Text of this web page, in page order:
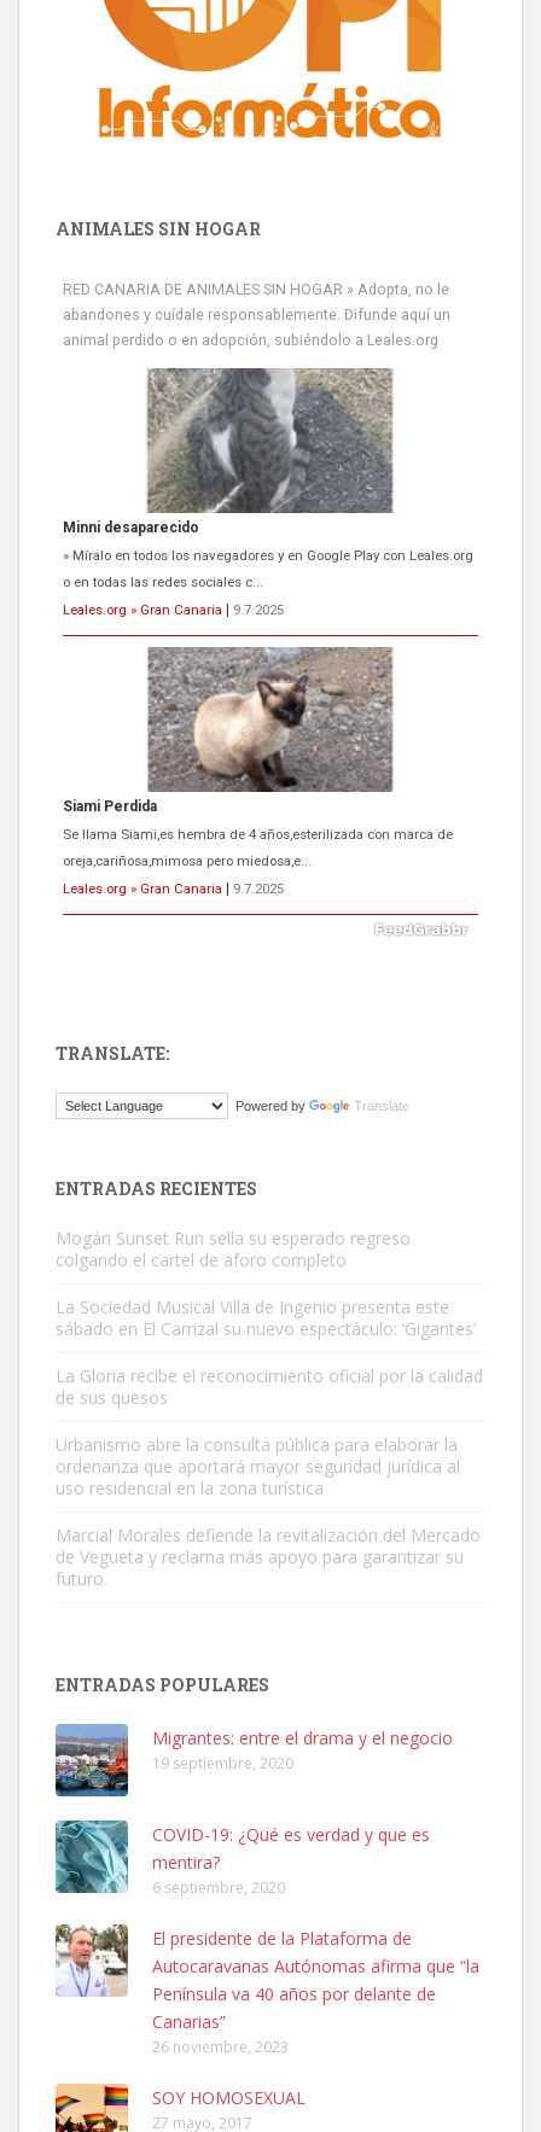
ANIMALES SIN HOGAR
RED CANARIA DE ANIMALES SIN HOGAR » Adopta, no le
abandones y cuídale responsablemente. Difunde aquí un
animal perdido o en adopción, subiéndolo a Leales.org
Siami Perdida
Se llama Siami,es hembra de 4 años,esterilizada con marca de
oreja,cariñosa,mimosa pero miedosa,e...
Leales.org » Gran Canaria
9.7.2025
ADOPCIÓN URGENTE GATA TEROR GRAN CANARIA
El ayuntamiento se va a llevar a Los Gatos callejeros de la zona los
próximos días, ella incluida...
Leales.org » Gran Canaria
9.7.2025
Este gato macho ha aparecido en la calle hace menos de un mes,
Busco adopción responsable para mi perra. Pastor alemán,
Leales.org » Gran Canaria | 6.7.2025
Leales.org » Gran Canaria
Ninfa perdida
El día 5 se los perdió una ninfa papillera, asustada tiene miedo a la
calle, se perdió por la zon...
Leales.org » Gran Canaria
6.7.2025
TRANSLATE:
Powered by Translate
ENTRADAS RECIENTES
Mogán Sunset Run sella su esperado regreso
colgando el cartel de aforo completo
La Sociedad Musical Villa de Ingenio presenta este
sábado en El Carrizal su nuevo espectáculo: ‘Gigantes’
La Gloria recibe el reconocimiento oficial por la calidad
de sus quesos
Urbanismo abre la consulta pública para elaborar la
ordenanza que aportará mayor seguridad jurídica al
uso residencial en la zona turística
Marcial Morales defiende la revitalización del Mercado
de Vegueta y reclama más apoyo para garantizar su
futuro.
ENTRADAS POPULARES
Migrantes: entre el drama y el negocio
19 septiembre, 2020
COVID-19: ¿Qué es verdad y que es
mentira?
6 septiembre, 2020
El presidente de la Plataforma de
Autocaravanas Autónomas afirma que “la
Península va 40 años por delante de
Canarias”
26 noviembre, 2023
SOY HOMOSEXUAL
27 mayo, 2017